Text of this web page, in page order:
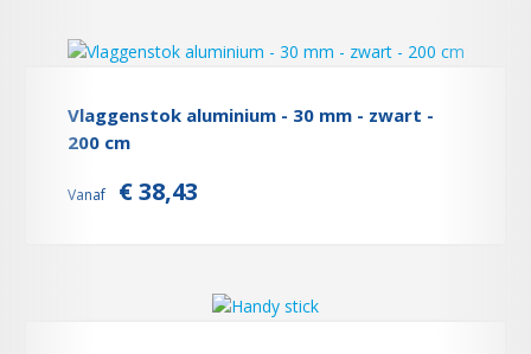
Vlaggenstok aluminium - 30 mm - zwart -
200 cm
Vanaf € 38,43